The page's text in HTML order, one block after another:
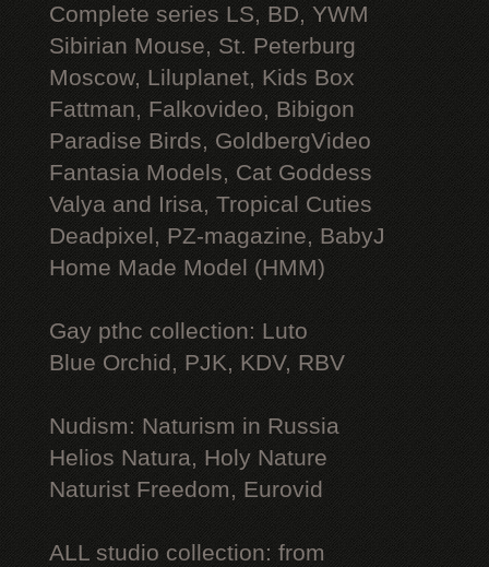
Complete series LS, BD, YWM
Sibirian Mouse, St. Peterburg
Moscow, Liluplanet, Kids Box
Fattman, Falkovideo, Bibigon
Paradise Birds, GoldbergVideo
Fantasia Models, Cat Goddess
Valya and Irisa, Tropical Cuties
Deadpixel, PZ-magazine, BabyJ
Home Made Model (HMM)
Gay рthс collection: Luto
Blue Orchid, PJK, KDV, RBV
Nudism: Naturism in Russia
Helios Natura, Holy Nature
Naturist Freedom, Eurovid
ALL studio collection: from